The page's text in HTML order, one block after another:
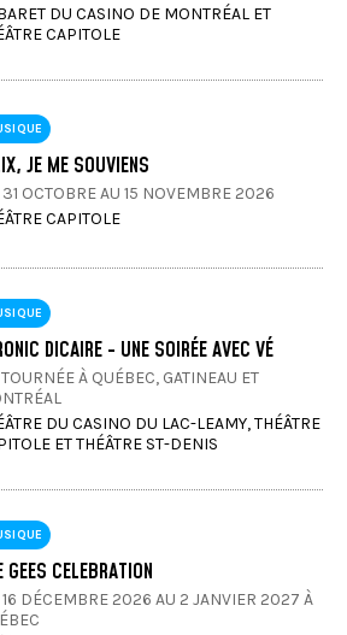
DU CASINO DE MONTRÉAL ET
CAPITOLE
JE ME SOUVIENS
31 OCTOBRE AU 15 NOVEMBRE 2026
CAPITOLE
DICAIRE - UNE SOIRÉE AVEC VÉ
À QUÉBEC, GATINEAU ET
DU CASINO DU LAC-LEAMY, THÉÂTRE
ET THÉÂTRE ST-DENIS
GEES CELEBRATION
16 DÉCEMBRE 2026 AU 2 JANVIER 2027 À